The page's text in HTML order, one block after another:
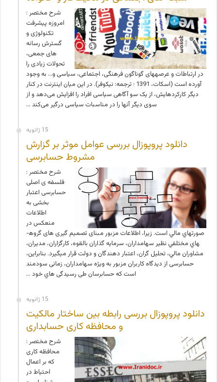
شرح مختصر :
امروزه پیشرفت
تکنولوژی و
گسترش رسانه
های جمعی،
تحولات زیادی را
در ارتباطات و عرصه­های گوناگون فرهنگی، اجتماعی، سیاسی و… به وجود
آورده است (اسکات، 1391 ؛ ترجمه: نیکوفر). در این میان اینترنت در کنار
دیگر کارکردهایش، از یک سو آگاهی سیاسی افراد را افزایش می‌دهد و از
سوی دیگر آنها را در مناسبات سیاسی درگیر می‌کند …
15 ژانویه
دانلود پروپوزال بررسی عوامل موثر بر گزارش
مشروط حسابرسی
شرح مختصر :
فلسفه­ ی اصلی
حسابرسی اعتبار
بخشی به
اطلاعات
منعكس در
صورتهاي مالي است. زیرا، اطلاعات مزبور مبنای تصمیم گیری های گروه­­
هاي مختلفي نظير سهامداران، سرمایه گذاران بالقوه، كارگزاران، مديران،
مشاوران مالي، تحليل گران، اعتبار دهندگان و دولت قرار مي­گيرد. بنابراین،
حسابرسی از دیدگاه کاربران مزبور به ویژه سهامداران، زمانی سودمند
است که حسابرسان طی رسیدگی­ هاي خود …
15 ژانویه
دانلود پروپوزال بررسی رابطه بین ساختار مالکیت
و محافظه کاری حسابداری
شرح مختصر :
محافظه کاری
که بر اعمال
احتیاط در